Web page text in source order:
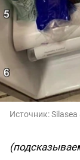
Источник:Silasea